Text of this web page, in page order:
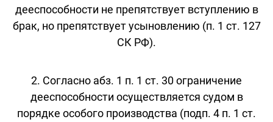
дееспособности не препятствует вступлению в
брак, но препятствует усыновлению (п. 1 ст. 127
СК РФ).
2. Согласно абз. 1 п. 1 ст. 30 ограничение
дееспособности осуществляется судом в
порядке особого производства (подп. 4 п. 1 ст.